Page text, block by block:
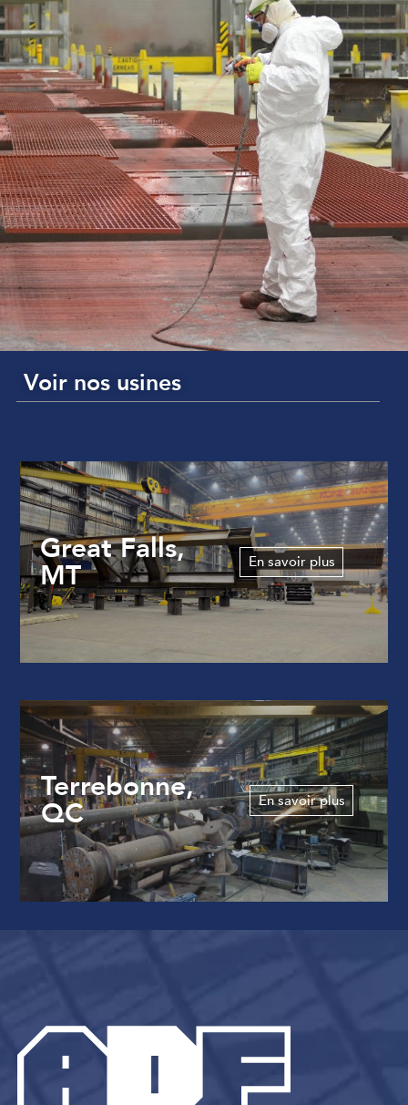
Voir nos usines
Great Falls,
MT En savoir plus
Terrebonne,
QC En savoir plus